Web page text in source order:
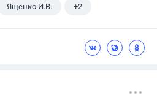
Ященко И.В. +2